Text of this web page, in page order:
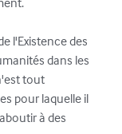
l'Existence des
dans les
tout
pour laquelle il
à des